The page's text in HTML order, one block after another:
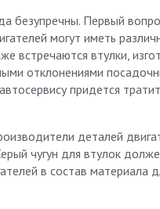
безупречны. Первый
могут иметь
втулки,
отклонениями
придется
деталей
чугун для втулок
в состав